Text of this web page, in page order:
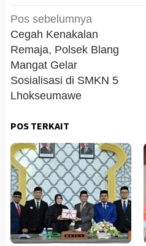
Navigasi
pos
Pos sebelumnya
Cegah Kenakalan
Remaja, Polsek Blang
Mangat Gelar
Sosialisasi di SMKN 5
Lhokseumawe
POS TERKAIT